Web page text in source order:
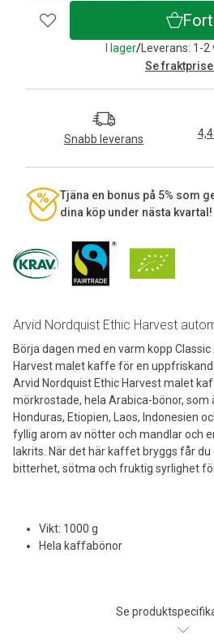
Arvid Nordquist Ethic Harvest
Börja dagen med en varm kopp
Harvest malet kaffe för en
Arvid Nordquist Ethic Harvest malet
mörkrostade, hela Arabica-bönor, som
Honduras, Etiopien, Laos, Indonesien
fyllig arom av nötter och mandlar och
lakrits. När det här kaffet bryggs får
bitterhet, sötma och fruktig syrlighet
Vikt: 1000 g
Hela kaffabönor
Se
I lager/Leverans: 1-2
Se
Snabb leverans
Tjäna en bonus på 5% som
dina köp under nästa kvartal!